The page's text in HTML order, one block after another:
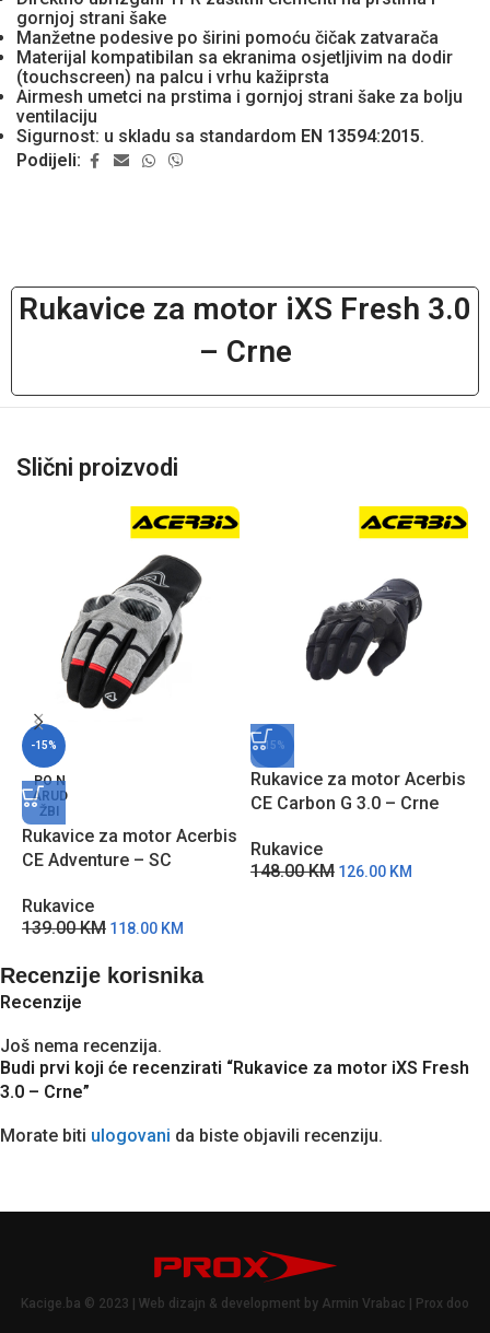
gornjoj strani šake
Manžetne podesive po širini pomoću čičak zatvarača
Materijal kompatibilan sa ekranima osjetljivim na dodir
(touchscreen) na palcu i vrhu kažiprsta
Airmesh umetci na prstima i gornjoj strani šake za bolju
ventilaciju
Sigurnost: u skladu sa standardom EN 13594:2015.
Podijeli:
Rukavice za motor iXS Fresh 3.0
– Crne
Slični proizvodi
-15%
PO N
ARUD
ŽBI
Rukavice za motor Acerbis
CE Adventure – SC
Rukavice
139.00KM 118.00 KM
-15%
Rukavice za motor Acerbis
CE Carbon G 3.0 – Crne
Rukavice
148.00KM 126.00 KM
Recenzije korisnika
Recenzije
Još nema recenzija.
Budi prvi koji će recenzirati “Rukavice za motor iXS Fresh
3.0 – Crne”
Morate biti ulogovani da biste objavili recenziju.
Kacige.ba © 2023 | Web dizajn & development by Armin Vrabac | Prox doo